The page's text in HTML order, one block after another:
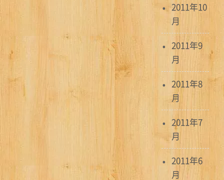
2011年10
月
2011年9
月
2011年8
月
2011年7
月
2011年6
月